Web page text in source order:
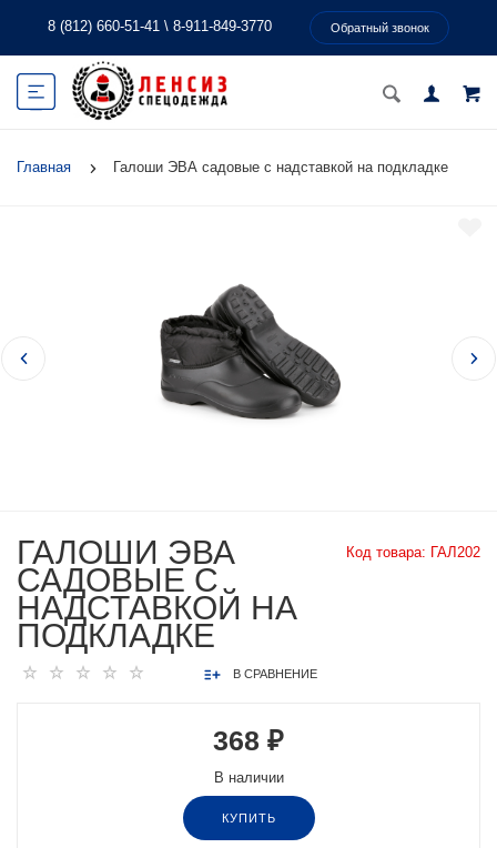
8 (812) 660-51-41 \ 8-911-849-3770 Обратный звонок
Главная Галоши ЭВА садовые с надставкой на подкладке
Код товара: ГАЛ202
ГАЛОШИ ЭВА
САДОВЫЕ С
НАДСТАВКОЙ НА
ПОДКЛАДКЕ
В СРАВНЕНИЕ
368 ₽
В наличии
КУПИТЬ